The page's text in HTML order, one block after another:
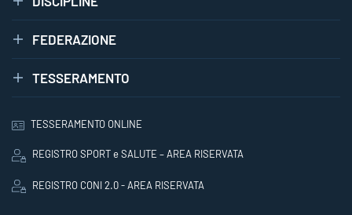
FEDERAZIONE
TESSERAMENTO
TESSERAMENTO ONLINE
REGISTRO SPORT e SALUTE – AREA RISERVATA
REGISTRO CONI 2.0 - AREA RISERVATA